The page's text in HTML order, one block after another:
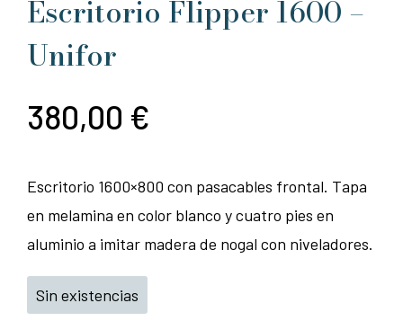
Escritorio Flipper 1600 –
Unifor
380,00 €
Escritorio 1600×800 con pasacables frontal. Tapa
en melamina en color blanco y cuatro pies en
aluminio a imitar madera de nogal con niveladores.
Sin existencias